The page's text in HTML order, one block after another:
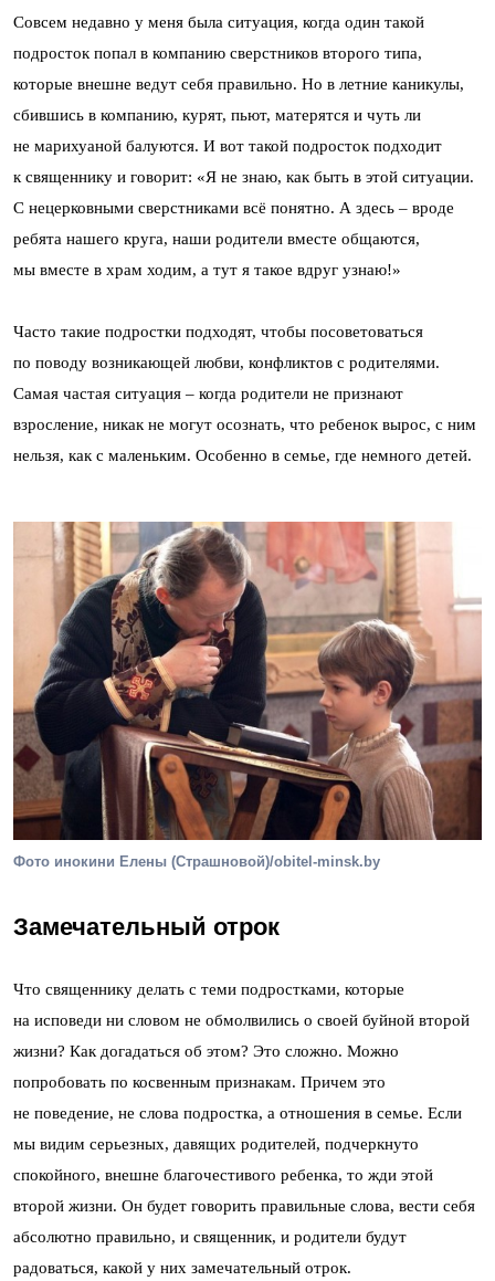
Совсем недавно у меня была ситуация, когда один такой
подросток попал в компанию сверстников второго типа,
которые внешне ведут себя правильно. Но в летние каникулы,
сбившись в компанию, курят, пьют, матерятся и чуть ли
не марихуаной балуются. И вот такой подросток подходит
к священнику и говорит: «Я не знаю, как быть в этой ситуации.
С нецерковными сверстниками всё понятно. А здесь – вроде
ребята нашего круга, наши родители вместе общаются,
мы вместе в храм ходим, а тут я такое вдруг узнаю!»
Часто такие подростки подходят, чтобы посоветоваться
по поводу возникающей любви, конфликтов с родителями.
Самая частая ситуация – когда родители не признают
взросление, никак не могут осознать, что ребенок вырос, с ним
нельзя, как с маленьким. Особенно в семье, где немного детей.
Фото инокини Елены (Страшновой)/obitel-minsk.by
Замечательный отрок
Что священнику делать с теми подростками, которые
на исповеди ни словом не обмолвились о своей буйной второй
жизни? Как догадаться об этом? Это сложно. Можно
попробовать по косвенным признакам. Причем это
не поведение, не слова подростка, а отношения в семье. Если
мы видим серьезных, давящих родителей, подчеркнуто
спокойного, внешне благочестивого ребенка, то жди этой
второй жизни. Он будет говорить правильные слова, вести себя
абсолютно правильно, и священник, и родители будут
радоваться, какой у них замечательный отрок.